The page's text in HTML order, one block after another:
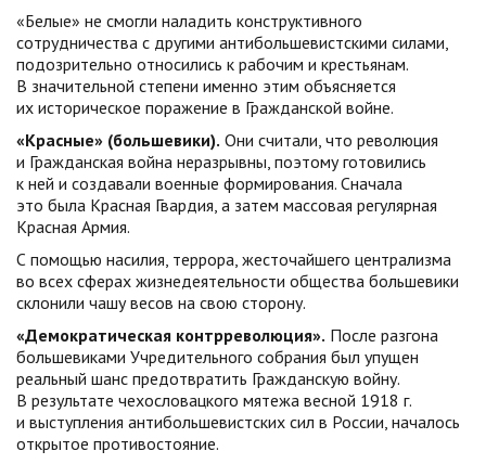
«Белые» не смогли наладить конструктивного
сотрудничества с другими антибольшевистскими силами,
подозрительно относились к рабочим и крестьянам.
В значительной степени именно этим объясняется
их историческое поражение в Гражданской войне.
«Красные» (большевики). Они считали, что революция
и Гражданская война неразрывны, поэтому готовились
к ней и создавали военные формирования. Сначала
это была Красная Гвардия, а затем массовая регулярная
Красная Армия.
С помощью насилия, террора, жесточайшего централизма
во всех сферах жизнедеятельности общества большевики
склонили чашу весов на свою сторону.
«Демократическая контрреволюция». После разгона
большевиками Учредительного собрания был упущен
реальный шанс предотвратить Гражданскую войну.
В результате чехословацкого мятежа весной 1918 г.
и выступления антибольшевистских сил в России, началось
открытое противостояние.